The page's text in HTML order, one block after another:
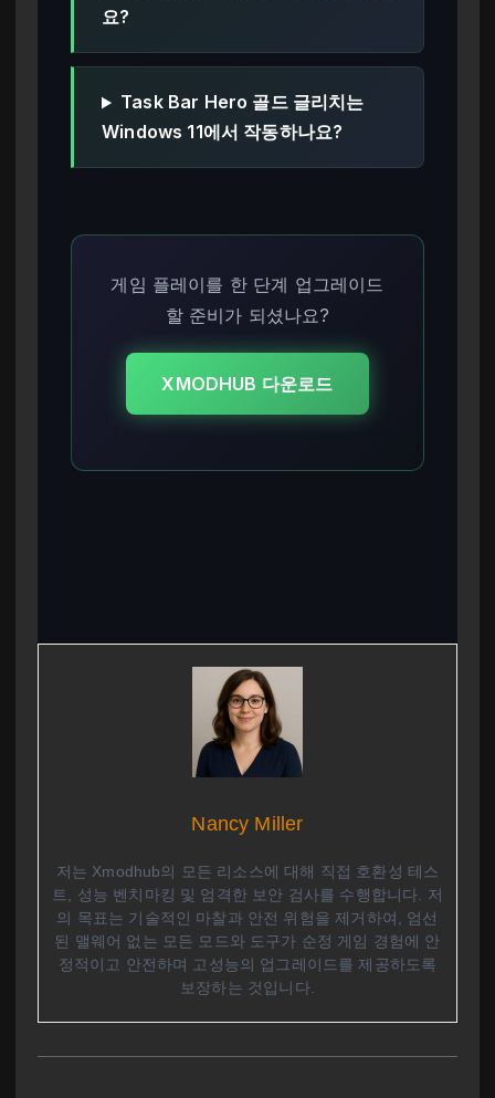
요?
Task Bar Hero 골드 글리치는
Windows 11에서 작동하나요?
게임 플레이를 한 단계 업그레이드
할 준비가 되셨나요?
XMODHUB 다운로드
Nancy Miller
저는 Xmodhub의 모든 리소스에 대해 직접 호환성 테스
트, 성능 벤치마킹 및 엄격한 보안 검사를 수행합니다. 저
의 목표는 기술적인 마찰과 안전 위험을 제거하여, 엄선
된 맬웨어 없는 모든 모드와 도구가 순정 게임 경험에 안
정적이고 안전하며 고성능의 업그레이드를 제공하도록
보장하는 것입니다.